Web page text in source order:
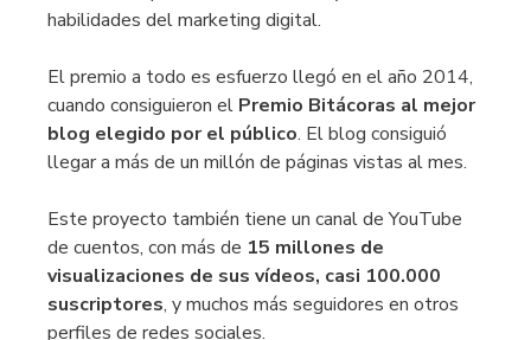
habilidades del marketing digital.
El premio a todo es esfuerzo llegó en el año 2014,
cuando consiguieron el Premio Bitácoras al mejor
blog elegido por el público. El blog consiguió
llegar a más de un millón de páginas vistas al mes.
Este proyecto también tiene un canal de YouTube
de cuentos, con más de 15 millones de
visualizaciones de sus vídeos, casi 100.000
suscriptores, y muchos más seguidores en otros
perfiles de redes sociales.